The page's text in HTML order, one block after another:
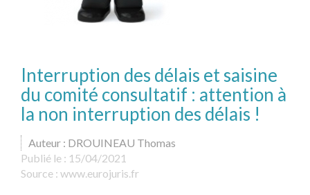
Interruption des délais et saisine
du comité consultatif : attention à
la non interruption des délais !
Auteur : DROUINEAU Thomas
Publié le : 15/04/2021
Source : www.eurojuris.fr